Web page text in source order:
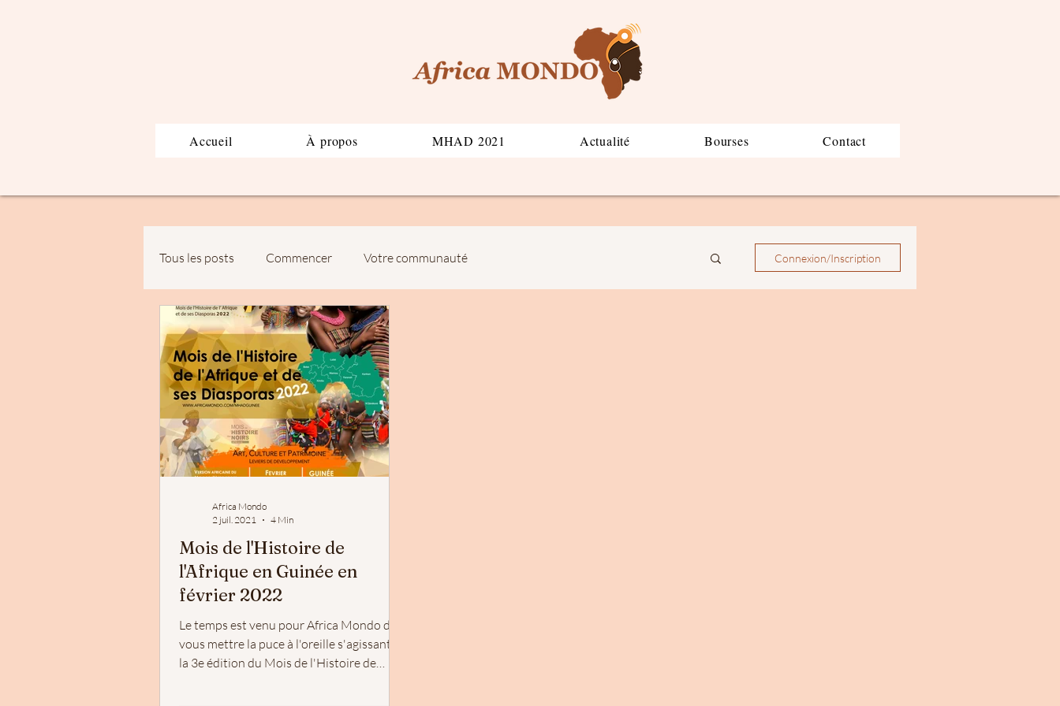
Accueil À propos MHAD 2021 Actualité Bourses Contact
Tous les posts Commencer Votre communauté Connexion/Inscription
Africa Mondo
2 juil. 2021
4 Min
Mois de l'Histoire de
l'Afrique en Guinée en
février 2022
Le temps est venu pour Africa Mondo de
vous mettre la puce à l'oreille s'agissant de
la 3e édition du Mois de l'Histoire de